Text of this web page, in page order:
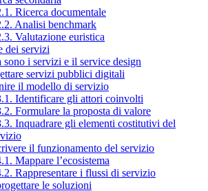
Ricerca documentale
Analisi benchmark
Valutazione euristica
dei servizi
sono i servizi e il service design
servizi pubblici digitali
il modello di servizio
Identificare gli attori coinvolti
Formulare la proposta di valore
Inquadrare gli elementi costitutivi del
il funzionamento del servizio
Mappare l’ecosistema
Rappresentare i flussi di servizio
le soluzioni